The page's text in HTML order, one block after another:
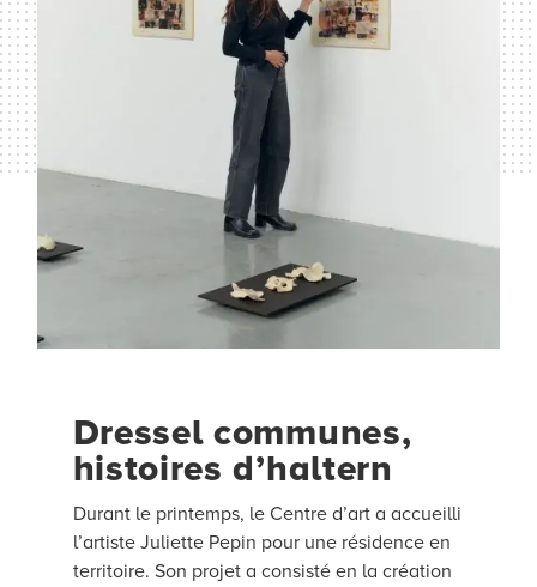
Dressel communes,
histoires d’haltern
Durant le printemps, le Centre d’art a accueilli
l’artiste Juliette Pepin pour une résidence en
territoire. Son projet a consisté en la création